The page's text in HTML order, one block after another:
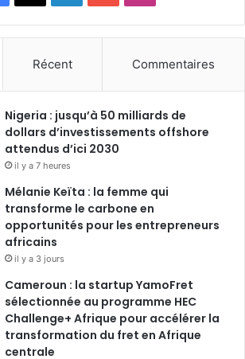
a
b
o
k
i
e
d
n
o
u
b
n
a
a
Récent Commentaires
Nigeria : jusqu’à 50 milliards de
dollars d’investissements offshore
attendus d’ici 2030
il y a 7 heures
Mélanie Keïta : la femme qui
transforme le carbone en
opportunités pour les entrepreneurs
africains
il y a 3 jours
Cameroun : la startup YamoFret
sélectionnée au programme HEC
Challenge+ Afrique pour accélérer la
transformation du fret en Afrique
centrale